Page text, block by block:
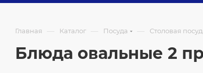
Главная — Каталог — Посуда — Столовая
Блюда овальные 2